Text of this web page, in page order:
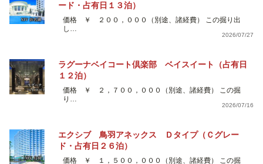
ード・占有日１３泊）
価格 ￥ ２００，０００（別途、諸経費） この掘り出
し…
2026/07/27
ラグーナベイコート倶楽部 ベイスイート（占有日
１２泊）
価格 ￥ ２，７００，０００（別途、諸経費） この掘
り…
2026/07/16
エクシブ 鳥羽アネックス Ｄタイプ（Ｃグレー
ド・占有日２６泊）
価格 ￥ １，５００，０００（別途、諸経費） この掘